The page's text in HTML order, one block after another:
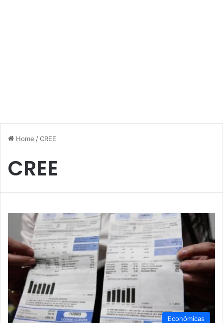
Home /CREE
CREE
Económicas